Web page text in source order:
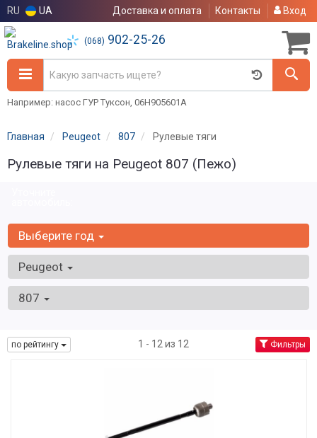
RU UA Доставка и оплата Контакты Вход
(068) 902-25-26
Например: насос ГУР Туксон, 06H905601A
Главная Peugeot 807 Рулевые тяги
Рулевые тяги на Peugeot 807 (Пежо)
Выберите год
Peugeot
807
по рейтингу 1 - 12 из 12 Фильтры